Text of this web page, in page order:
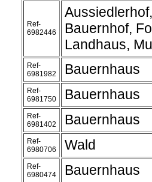
Ref-
6982446
Bauernhof,
Landhaus,
Ref-
6981982
Bauernhaus
Ref-
6981750
Bauernhaus
Ref-
6981402
Bauernhaus
Ref-
6980706
Wald
Ref-
6980474
Bauernhaus